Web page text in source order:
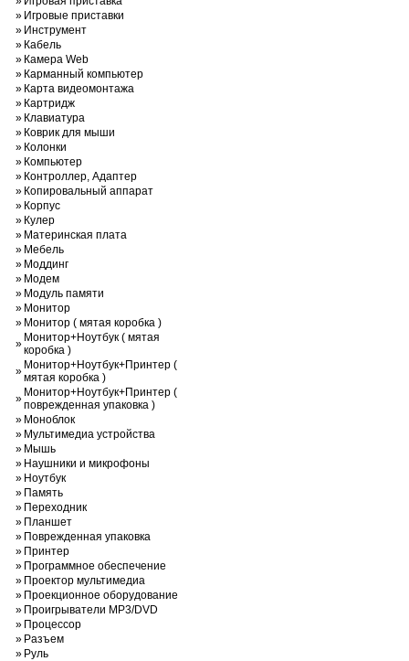
» Игровые приставки
» Инструмент
» Кабель
» Камера Web
» Карманный компьютер
» Карта видеомонтажа
» Картридж
» Клавиатура
» Коврик для мыши
» Колонки
» Компьютер
» Контроллер, Адаптер
» Копировальный аппарат
» Корпус
» Кулер
» Материнская плата
» Мебель
» Моддинг
» Модем
» Модуль памяти
» Монитор
» Монитор ( мятая коробка )
» Монитор+Ноутбук ( мятая
коробка )
» Монитор+Ноутбук+Принтер (
мятая коробка )
» Монитор+Ноутбук+Принтер (
поврежденная упаковка )
» Моноблок
» Мультимедиа устройства
» Мышь
» Наушники и микрофоны
» Ноутбук
» Память
» Переходник
» Планшет
» Поврежденная упаковка
» Принтер
» Программное обеспечение
» Проектор мультимедиа
» Проекционное оборудование
» Проигрыватели MP3/DVD
» Процессор
» Разъем
» Руль